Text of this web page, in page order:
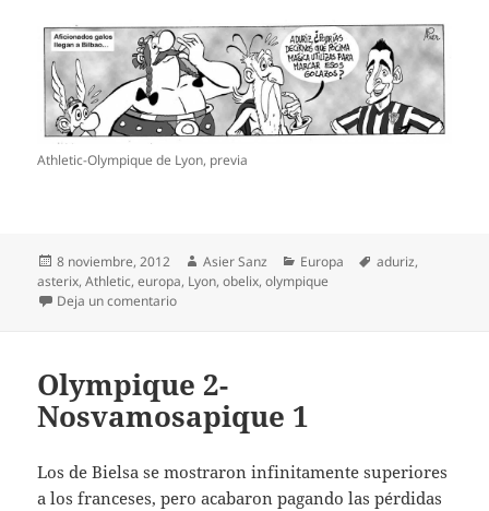
Athletic-Olympique de Lyon, previa
Publicado
el
8 noviembre, 2012 Autor
Asier Sanz Categorías
Europa Etiquetas
aduriz,
asterix,Athletic,europa, Lyon,obelix,olympique
Deja un comentarioen Athletic-O.Lyon. Primera final
Olympique 2-
Nosvamosapique 1
Los de Bielsa se mostraron infinitamente superiores
a los franceses, pero acabaron pagando las pérdidas